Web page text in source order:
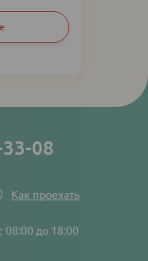
до 18:00
08
Как проехать